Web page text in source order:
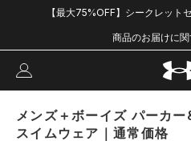
【最大75%OFF】シークレット
商品のお届けに
メンズ＋ボーイズ パーカ
スイムウェア｜通常価格